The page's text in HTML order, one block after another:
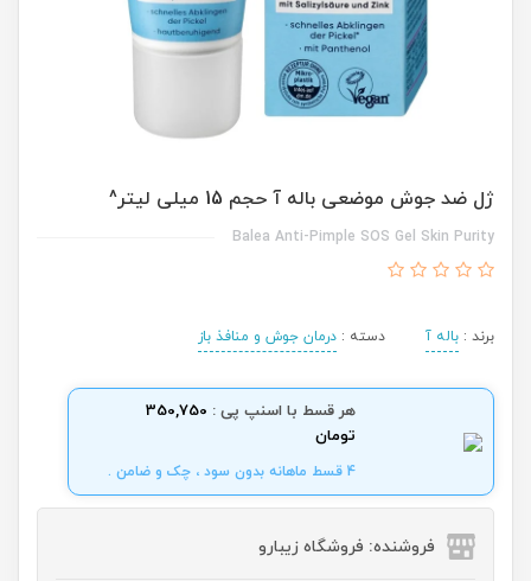
ژل ضد جوش موضعی باله آ حجم 15 میلی لیتر^
Balea Anti-Pimple SOS Gel Skin Purity
برند : باله آ دسته : درمان جوش و منافذ باز
هر قسط با اسنپ پی : 350,750
تومان
4 قسط ماهانه بدون سود ، چک و ضامن .
فروشنده: فروشگاه زیبارو